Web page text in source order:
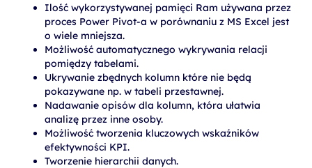
Ilość wykorzystywanej pamięci Ram używana przez
proces Power Pivot-a w porównaniu z MS Excel jest
o wiele mniejsza.
Możliwość automatycznego wykrywania relacji
pomiędzy tabelami.
Ukrywanie zbędnych kolumn które nie będą
pokazywane np. w tabeli przestawnej.
Nadawanie opisów dla kolumn, która ułatwia
analizę przez inne osoby.
Możliwość tworzenia kluczowych wskaźników
efektywności KPI.
Tworzenie hierarchii danych.